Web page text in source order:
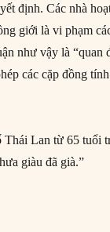
định. Các nhà
giới là vi phạm
như vậy là “quan
các cặp đồng
Thái Lan từ 65 tuổi
giàu đã già.”